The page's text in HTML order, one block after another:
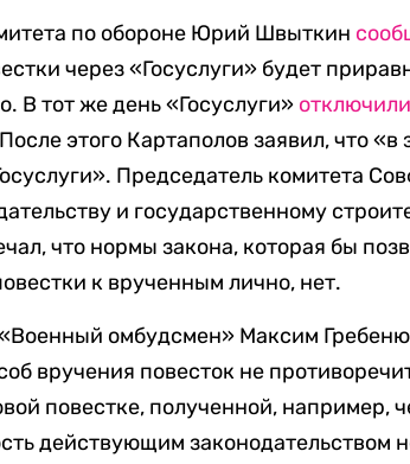
по обороне Юрий Швыткин
через «Госуслуги» будет
В тот же день «Госуслуги» отключили
этого Картаполов заявил, что «в
Председатель комитета
и государственному
что нормы закона, которая бы
к врученным лично, нет.
омбудсмен» Максим
вручения повесток не
повестке, полученной, например,
действующим законодательством